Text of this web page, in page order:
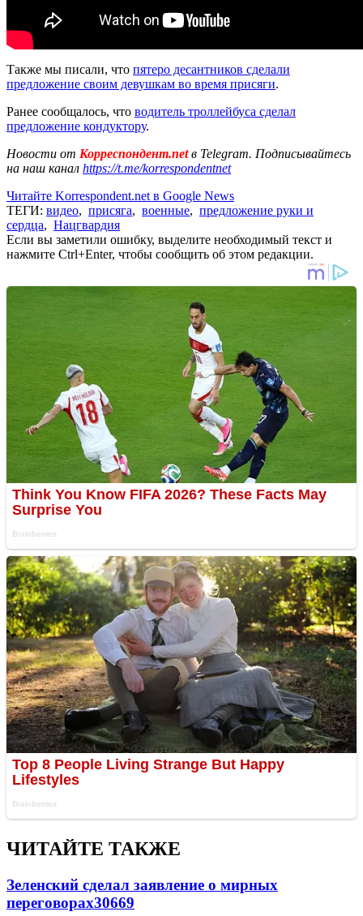
Также мы писали, что пятеро десантников сделали
предложение своим девушкам во время присяги.
Ранее сообщалось, что водитель троллейбуса сделал
предложение кондуктору.
Новости от Корреспондент.netв Telegram. Подписывайтесь
на наш канал https://t.me/korrespondentnet
Читайте Korrespondent.net в Google News
ТЕГИ: видео, присяга, военные, предложение руки и
сердца, Нацгвардия
Если вы заметили ошибку, выделите необходимый текст и
нажмите Ctrl+Enter, чтобы сообщить об этом редакции.
ЧИТАЙТЕ ТАКЖЕ
Зеленский сделал заявление о мирных
переговорах30669